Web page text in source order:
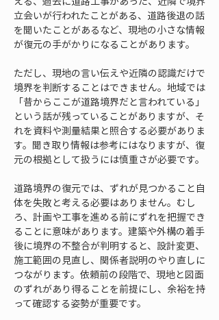
立会いが行われたことがある、道路後退の話
を聞いたことがあるなど、現地の小さな情報
が復元の手がかりになることがあります。
ただし、現地の言い伝えや近隣の認識だけで
境界を判断することはできません。地域では
「昔からここが道路境界だと言われている」
という話が残っていることがありますが、そ
れを資料や測量結果と照合する必要がありま
す。聞き取り情報は参考にはなりますが、復
元の根拠として扱うには慎重さが必要です。
道路境界の復元では、ずれが見つかること自
体を失敗と考える必要はありません。むし
ろ、計画や工事を進める前にずれを把握でき
ることに意味があります。建築や外構の着手
後に境界の不整合が判明すると、設計変更、
施工範囲の見直し、関係者説明のやり直しに
つながります。依頼前の段階で、現地と図面
のずれがあり得ることを前提にし、余裕を持
って確認する姿勢が重要です。